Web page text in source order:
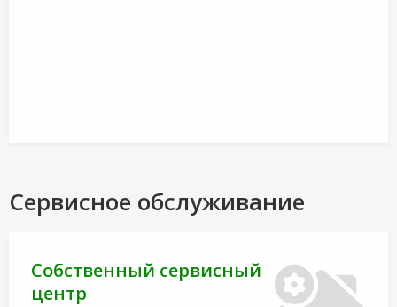
Сервисное обслуживание
Собственный сервисный
центр